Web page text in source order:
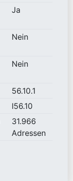
Ja
Nein
Nein
56.10.1
I56.10
31.966
Adressen